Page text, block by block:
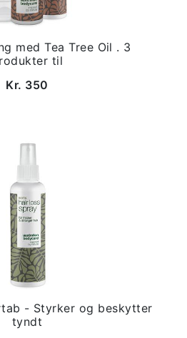
med Tea Tree Oil . 3
til
Kr. 350
- Styrker og beskytter
tyndt